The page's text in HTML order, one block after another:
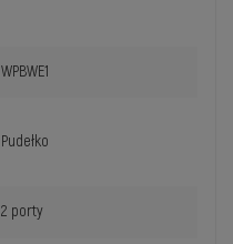
WPBWE1
Pudełko
2 porty